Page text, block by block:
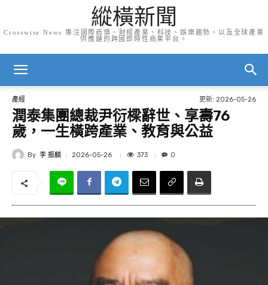
縱橫新聞
Crosswise News 專注國際商情、財經產業、科技、娛樂趨勢，以及全球產業
供應鏈的跨國即時性商業平台。
產經 更新: 2026-05-26
潤泰集團總裁尹衍樑辭世、享壽76
歲，一生橫跨產業、教育與公益
By 李 振麟 2026-05-26 373 0